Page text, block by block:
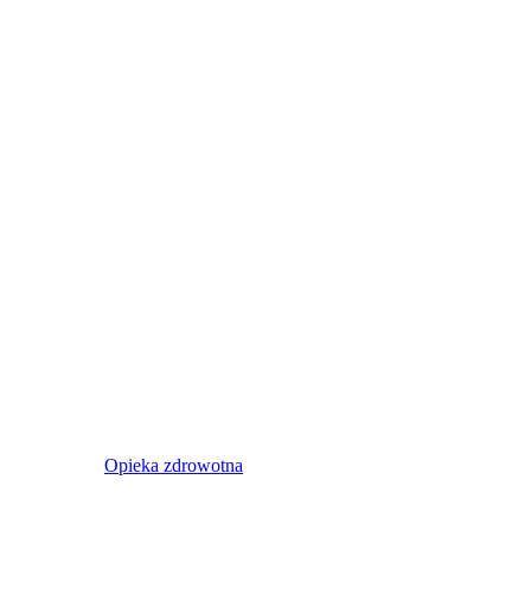
Opieka zdrowotna